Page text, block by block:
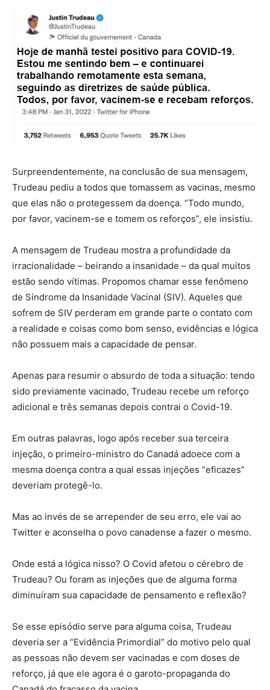
Surpreendentemente, na conclusão de sua mensagem,
Trudeau pediu a todos que tomassem as vacinas, mesmo
que elas não o protegessem da doença. “Todo mundo,
por favor, vacinem-se e tomem os reforços”, ele insistiu.
A mensagem de Trudeau mostra a profundidade da
irracionalidade – beirando a insanidade – da qual muitos
estão sendo vítimas. Propomos chamar esse fenômeno
de Síndrome da Insanidade Vacinal (SIV). Aqueles que
sofrem de SIV perderam em grande parte o contato com
a realidade e coisas como bom senso, evidências e lógica
não possuem mais a capacidade de pensar.
Apenas para resumir o absurdo de toda a situação: tendo
sido previamente vacinado, Trudeau recebe um reforço
adicional e três semanas depois contrai o Covid-19.
Em outras palavras, logo após receber sua terceira
injeção, o primeiro-ministro do Canadá adoece com a
mesma doença contra a qual essas injeções “eficazes”
deveriam protegê-lo.
Mas ao invés de se arrepender de seu erro, ele vai ao
Twitter e aconselha o povo canadense a fazer o mesmo.
Onde está a lógica nisso? O Covid afetou o cérebro de
Trudeau? Ou foram as injeções que de alguma forma
diminuíram sua capacidade de pensamento e reflexão?
Se esse episódio serve para alguma coisa, Trudeau
deveria ser a “Evidência Primordial” do motivo pelo qual
as pessoas não devem ser vacinadas e com doses de
reforço, já que ele agora é o garoto-propaganda do